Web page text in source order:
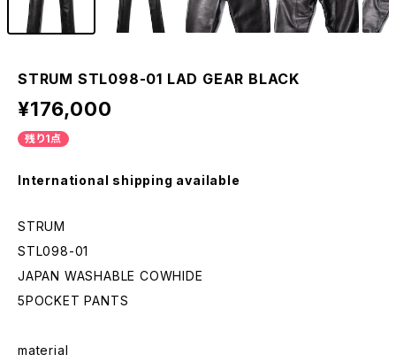
STRUM STL098-01 LAD GEAR BLACK
¥176,000
残り1点
International shipping available
STRUM
STL098-01
JAPAN WASHABLE COWHIDE
5POCKET PANTS
material